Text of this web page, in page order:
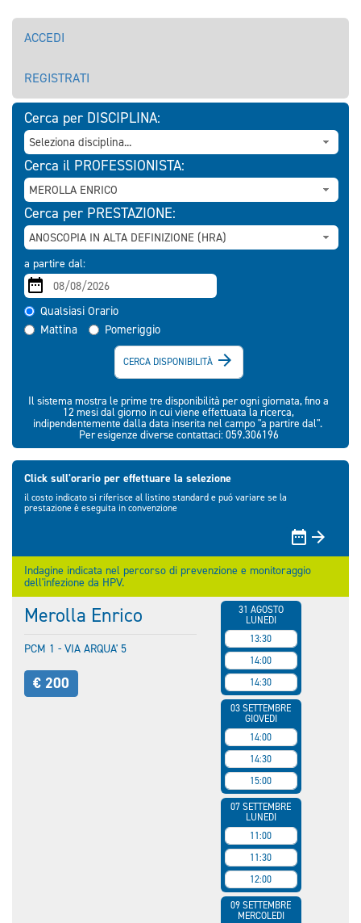
ACCEDI
REGISTRATI
Cerca per DISCIPLINA:
Cerca il PROFESSIONISTA:
Cerca per PRESTAZIONE:
a partire dal:
Qualsiasi Orario
Mattina
Pomeriggio
CERCA DISPONIBILITÀ 
Il sistema mostra le prime tre disponibilità per ogni giornata, fino a
12 mesi dal giorno in cui viene effettuata la ricerca,
indipendentemente dalla data inserita nel campo "a partire dal".
Per esigenze diverse contattaci: 059.306196
Click sull'orario per effettuare la selezione
il costo indicato si riferisce al listino standard e puó variare se la
prestazione è eseguita in convenzione
 
Indagine indicata nel percorso di prevenzione e monitoraggio
dell'infezione da HPV.
Merolla Enrico
PCM 1 - VIA ARQUA' 5
€ 200
31 AGOSTO
LUNEDI
13:30
14:00
14:30
03 SETTEMBRE
GIOVEDI
14:00
14:30
15:00
07 SETTEMBRE
LUNEDI
11:00
11:30
12:00
09 SETTEMBRE
MERCOLEDI